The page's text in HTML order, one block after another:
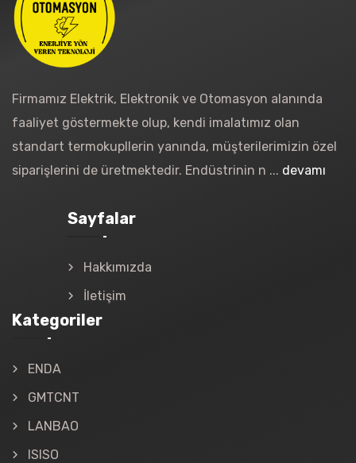
Firmamız Elektrik, Elektronik ve Otomasyon alanında
faaliyet göstermekte olup, kendi imalatımız olan
standart termokupllerin yanında, müşterilerimizin özel
siparişlerini de üretmektedir. Endüstrinin n ... devamı
Sayfalar
Hakkımızda
İletişim
Kategoriler
ENDA
GMTCNT
LANBAO
ISISO